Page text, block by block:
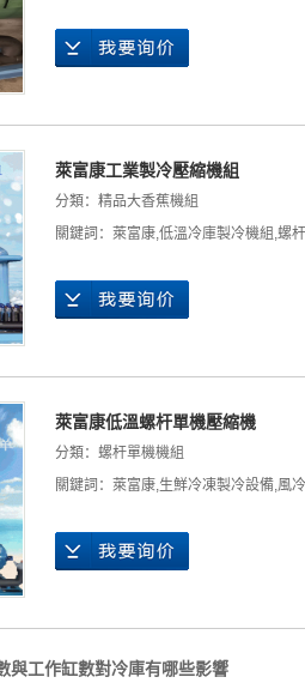
萊富康工業製冷壓縮機組
分類： 精品大香蕉機組
關鍵詞： 萊富康,低溫冷庫製冷機組 ,螺
萊富康低溫螺杆單機壓縮機
分類： 螺杆單機機組
關鍵詞： 萊富康,生鮮冷凍製冷設備,風
與工作缸數對冷庫有哪些影響